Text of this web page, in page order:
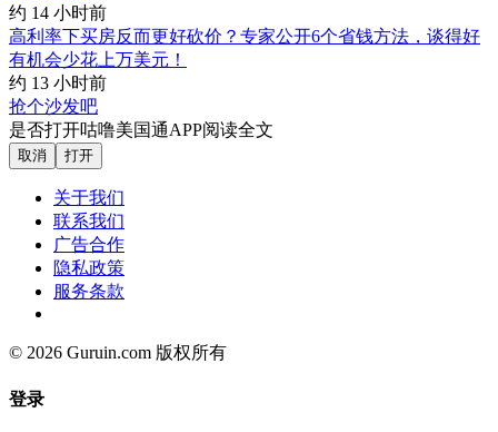
约 14 小时前
高利率下买房反而更好砍价？专家公开6个省钱方法，谈得好
有机会少花上万美元！
约 13 小时前
抢个沙发吧
是否打开咕噜美国通APP阅读全文
取消 打开
关于我们
联系我们
广告合作
隐私政策
服务条款
© 2026 Guruin.com 版权所有
登录